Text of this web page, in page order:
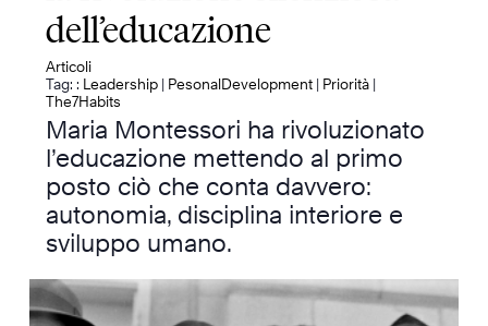
dell’educazione
Articoli
Tag: : Leadership | PesonalDevelopment | Priorità |
The7Habits
Maria Montessori ha rivoluzionato
l’educazione mettendo al primo
posto ciò che conta davvero:
autonomia, disciplina interiore e
sviluppo umano.